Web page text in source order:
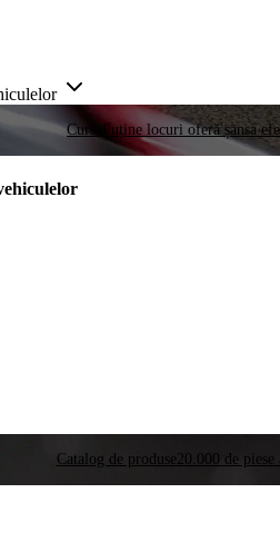
Curse Puține locuri oferă șansa
Catalog de produse 20.000 de